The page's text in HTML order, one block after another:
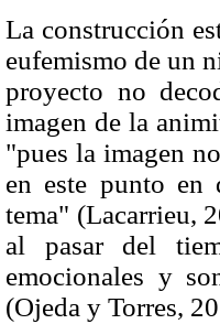
La construcción
eufemismo de un
proyecto no
imagen de la
"pues la imagen
en este punto en
tema" (Lacarrieu,
al pasar del
emocionales y
(Ojeda y Torres,